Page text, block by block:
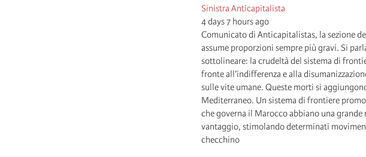
Sinistra Anticapitalista
4 days 7 hours ago
Comunicato di Anticapitalistas, la sezione
assume proporzioni sempre più gravi. Si
sottolineare: la crudeltà del sistema di
fronte all’indifferenza e alla
sulle vite umane. Queste morti si
Mediterraneo. Un sistema di frontiere
che governa il Marocco abbiano una
vantaggio, stimolando determinati
checchino